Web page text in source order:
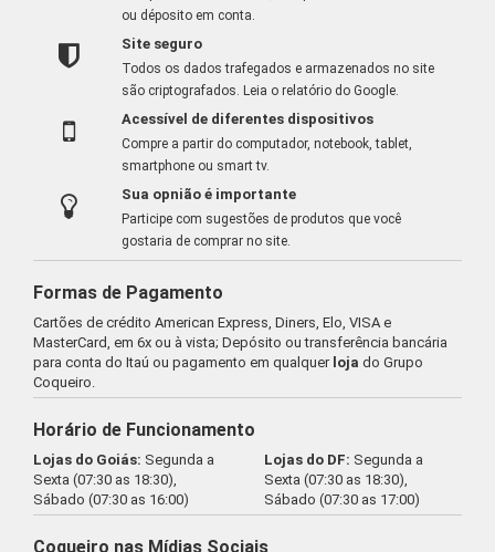
ou déposito em conta.
Site seguro
Todos os dados trafegados e armazenados no site
são criptografados. Leia o relatório do Google.
Acessível de diferentes dispositivos
Compre a partir do computador, notebook, tablet,
smartphone ou smart tv.
Sua opnião é importante
Participe com sugestões de produtos que você
gostaria de comprar no site.
Formas de Pagamento
Cartões de crédito American Express, Diners, Elo, VISA e
MasterCard, em 6x ou à vista; Depósito ou transferência bancária
para conta do Itaú ou pagamento em qualquer loja do Grupo
Coqueiro.
Horário de Funcionamento
Lojas do Goiás: Segunda a
Sexta (07:30 as 18:30),
Sábado (07:30 as 16:00)
Lojas do DF: Segunda a
Sexta (07:30 as 18:30),
Sábado (07:30 as 17:00)
Coqueiro nas Mídias Sociais